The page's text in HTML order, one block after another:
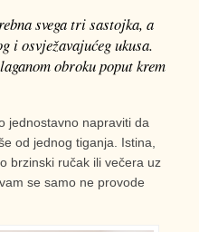
svega tri sastojka, a
i osvježavajućeg ukusa.
obroku poput krem
jednostavno napraviti da
od jednog tiganja. Istina,
brzinski ručak ili večera uz
se samo ne provode